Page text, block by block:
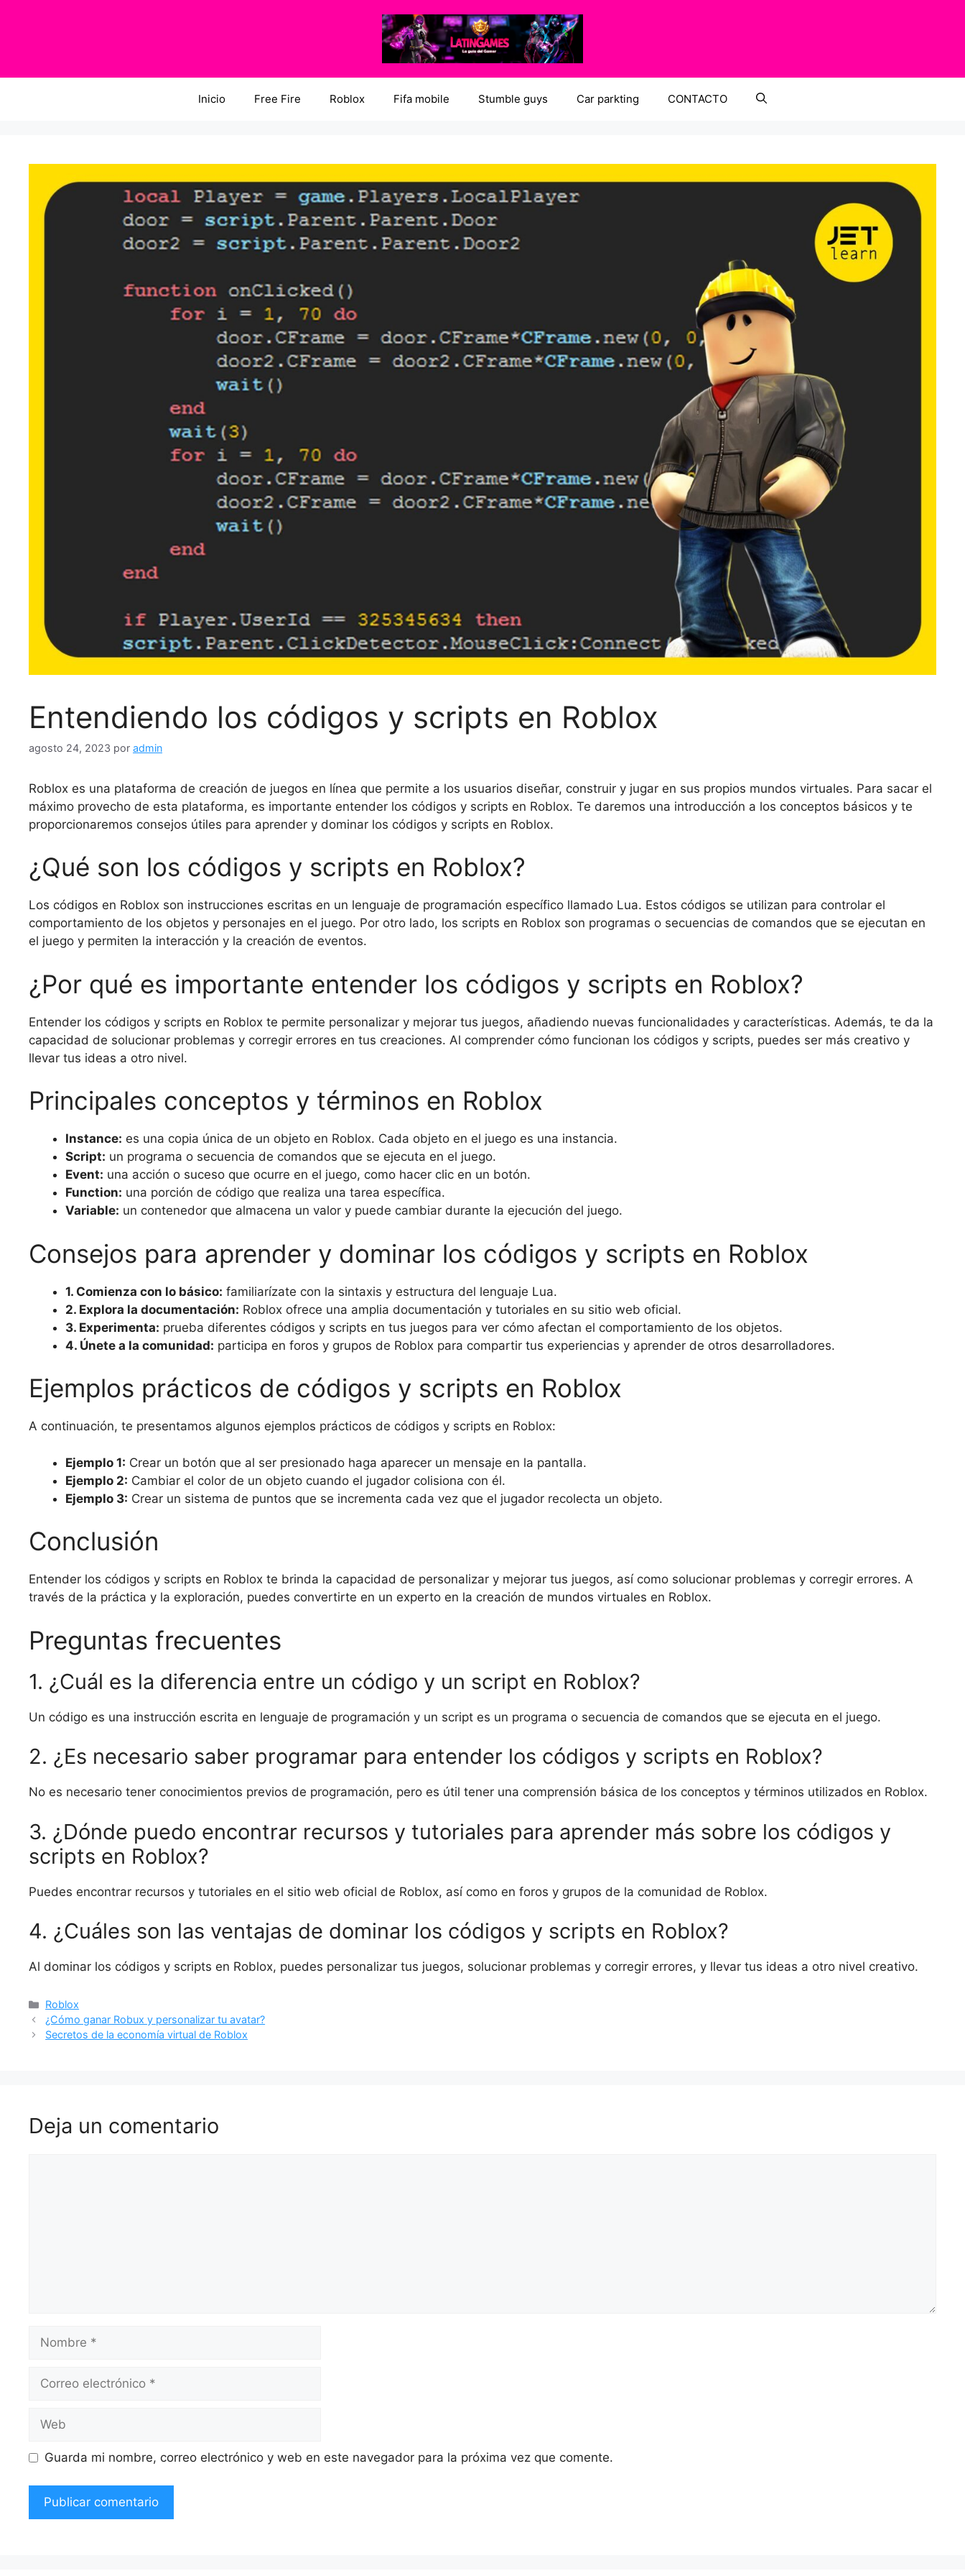
Inicio Free Fire Roblox Fifa mobile Stumble guys Car parkting CONTACTO
Entendiendo los códigos y scripts en Roblox
agosto 24, 2023 por admin
Roblox es una plataforma de creación de juegos en línea que permite a los usuarios diseñar, construir y jugar en sus propios mundos virtuales. Para sacar el
máximo provecho de esta plataforma, es importante entender los códigos y scripts en Roblox. Te daremos una introducción a los conceptos básicos y te
proporcionaremos consejos útiles para aprender y dominar los códigos y scripts en Roblox.
¿Qué son los códigos y scripts en Roblox?
Los códigos en Roblox son instrucciones escritas en un lenguaje de programación específico llamado Lua. Estos códigos se utilizan para controlar el
comportamiento de los objetos y personajes en el juego. Por otro lado, los scripts en Roblox son programas o secuencias de comandos que se ejecutan en
el juego y permiten la interacción y la creación de eventos.
¿Por qué es importante entender los códigos y scripts en Roblox?
Entender los códigos y scripts en Roblox te permite personalizar y mejorar tus juegos, añadiendo nuevas funcionalidades y características. Además, te da la
capacidad de solucionar problemas y corregir errores en tus creaciones. Al comprender cómo funcionan los códigos y scripts, puedes ser más creativo y
llevar tus ideas a otro nivel.
Principales conceptos y términos en Roblox
Instance: es una copia única de un objeto en Roblox. Cada objeto en el juego es una instancia.
Script: un programa o secuencia de comandos que se ejecuta en el juego.
Event: una acción o suceso que ocurre en el juego, como hacer clic en un botón.
Function: una porción de código que realiza una tarea específica.
Variable: un contenedor que almacena un valor y puede cambiar durante la ejecución del juego.
Consejos para aprender y dominar los códigos y scripts en Roblox
1. Comienza con lo básico: familiarízate con la sintaxis y estructura del lenguaje Lua.
2. Explora la documentación: Roblox ofrece una amplia documentación y tutoriales en su sitio web oficial.
3. Experimenta: prueba diferentes códigos y scripts en tus juegos para ver cómo afectan el comportamiento de los objetos.
4. Únete a la comunidad: participa en foros y grupos de Roblox para compartir tus experiencias y aprender de otros desarrolladores.
Ejemplos prácticos de códigos y scripts en Roblox
A continuación, te presentamos algunos ejemplos prácticos de códigos y scripts en Roblox:
Ejemplo 1: Crear un botón que al ser presionado haga aparecer un mensaje en la pantalla.
Ejemplo 2: Cambiar el color de un objeto cuando el jugador colisiona con él.
Ejemplo 3: Crear un sistema de puntos que se incrementa cada vez que el jugador recolecta un objeto.
Conclusión
Entender los códigos y scripts en Roblox te brinda la capacidad de personalizar y mejorar tus juegos, así como solucionar problemas y corregir errores. A
través de la práctica y la exploración, puedes convertirte en un experto en la creación de mundos virtuales en Roblox.
Preguntas frecuentes
1. ¿Cuál es la diferencia entre un código y un script en Roblox?
Un código es una instrucción escrita en lenguaje de programación y un script es un programa o secuencia de comandos que se ejecuta en el juego.
2. ¿Es necesario saber programar para entender los códigos y scripts en Roblox?
No es necesario tener conocimientos previos de programación, pero es útil tener una comprensión básica de los conceptos y términos utilizados en Roblox.
3. ¿Dónde puedo encontrar recursos y tutoriales para aprender más sobre los códigos y
scripts en Roblox?
Puedes encontrar recursos y tutoriales en el sitio web oficial de Roblox, así como en foros y grupos de la comunidad de Roblox.
4. ¿Cuáles son las ventajas de dominar los códigos y scripts en Roblox?
Al dominar los códigos y scripts en Roblox, puedes personalizar tus juegos, solucionar problemas y corregir errores, y llevar tus ideas a otro nivel creativo.
Categorías
Roblox
¿Cómo ganar Robux y personalizar tu avatar?
Secretos de la economía virtual de Roblox
Deja un comentario
Nombre
Correo
Web
Guarda mi nombre, correo electrónico y web en este navegador para la próxima vez que comente.